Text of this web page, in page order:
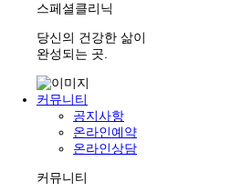
스페셜클리닉
당신의 건강한 삶이
완성되는 곳.
커뮤니티
공지사항
온라인예약
온라인상담
커뮤니티